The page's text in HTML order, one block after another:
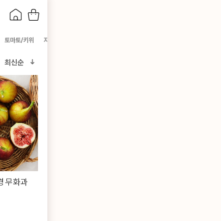
토마토/키위 자몽/레몬
최신순
무화과